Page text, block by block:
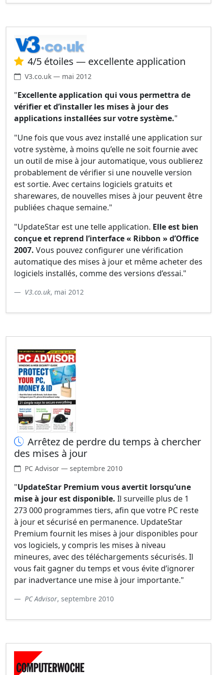
4/5 étoiles — excellente application
V3.co.uk — mai 2012
"Excellente application qui vous permettra de
vérifier et d’installer les mises à jour des
applications installées sur votre système."
"Une fois que vous avez installé une application sur
votre système, à moins qu’elle ne soit fournie avec
un outil de mise à jour automatique, vous oublierez
probablement de vérifier si une nouvelle version
est sortie. Avec certains logiciels gratuits et
sharewares, de nouvelles mises à jour peuvent être
publiées chaque semaine."
"UpdateStar est une telle application. Elle est bien
conçue et reprend l’interface « Ribbon » d’Office
2007. Vous pouvez configurer une vérification
automatique des mises à jour et même acheter des
logiciels installés, comme des versions d’essai."
V3.co.uk, mai 2012
Arrêtez de perdre du temps à chercher
des mises à jour
PC Advisor — septembre 2010
"UpdateStar Premium vous avertit lorsqu’une
mise à jour est disponible. Il surveille plus de 1
273 000 programmes tiers, afin que votre PC reste
à jour et sécurisé en permanence. UpdateStar
Premium fournit les mises à jour disponibles pour
vos logiciels, y compris les mises à niveau
mineures, avec des téléchargements sécurisés. Il
vous fait gagner du temps et vous évite d’ignorer
par inadvertance une mise à jour importante."
PC Advisor, septembre 2010